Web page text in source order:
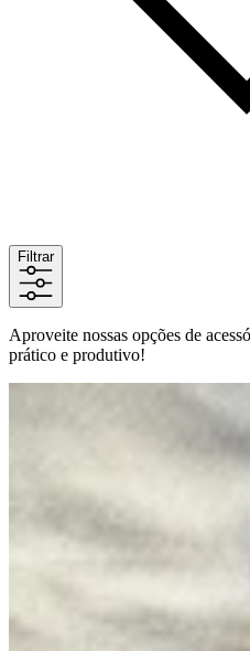
Filtrar
Aproveite nossas opções de
prático e produtivo!